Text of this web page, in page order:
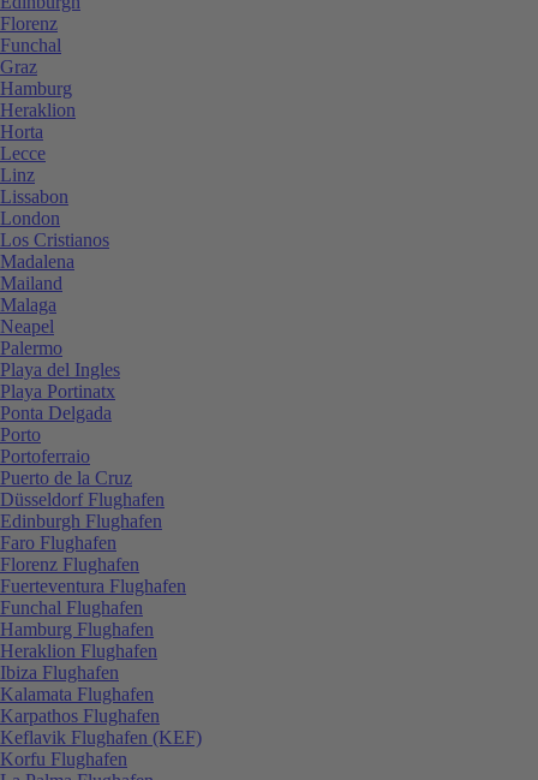
Florenz
Funchal
Graz
Hamburg
Heraklion
Horta
Lecce
Linz
Lissabon
London
Los Cristianos
Madalena
Mailand
Malaga
Neapel
Palermo
Playa del Ingles
Playa Portinatx
Ponta Delgada
Porto
Portoferraio
Puerto de la Cruz
Düsseldorf Flughafen
Edinburgh Flughafen
Faro Flughafen
Florenz Flughafen
Fuerteventura Flughafen
Funchal Flughafen
Hamburg Flughafen
Heraklion Flughafen
Ibiza Flughafen
Kalamata Flughafen
Karpathos Flughafen
Keflavik Flughafen (KEF)
Korfu Flughafen